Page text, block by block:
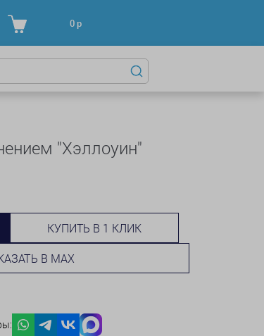
0р
"Хэллоуин"
КУПИТЬ В 1 КЛИК
В MAX